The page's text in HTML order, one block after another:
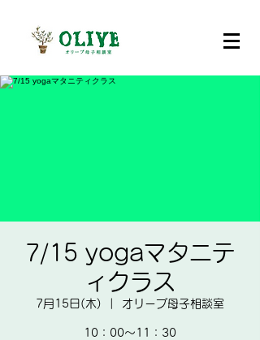
7/15 yogaマタニテ
ィクラス
7月15日(木) オリーブ母子相談室
10：00～11：30